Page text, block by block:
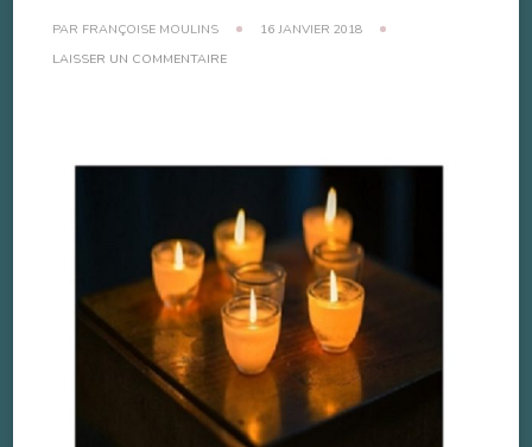
PAR FRANÇOISE MOULINS
16 JANVIER 2018
LAISSER UN COMMENTAIRESUR
DEUIL
ANIMAL
DU
15
FÉVRIER
2018